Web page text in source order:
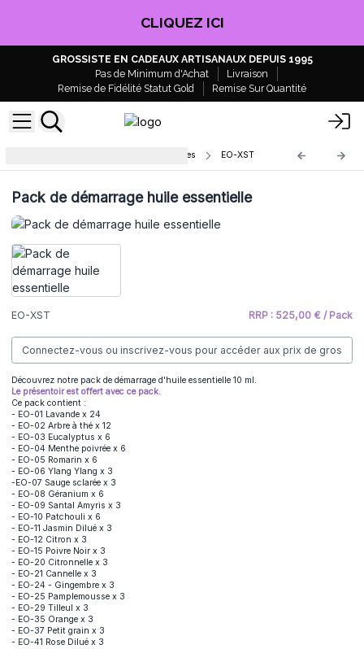
CLIQUEZ ICI
GROSSISTE EN CADEAUX ARTISANAUX DEPUIS 1995
Pas de Minimum d'Achat
Livraison
Remise de Fidélité Statut Gold
Remise Sur Quantité
Packs de Démarrage pour Boutiques EO-XST
Pack de démarrage huile essentielle
EO-XST RRP : 525,00 € / Pack
Connectez-vous ou inscrivez-vous pour accéder aux prix de gros
Découvrez notre pack de démarrage d'huile essentielle 10 ml.
Le présentoir est offert avec ce pack.
Ce pack contient :
- EO-01 Lavande x 24
- EO-02 Arbre à thé x 12
- EO-03 Eucalyptus x 6
- EO-04 Menthe poivrée x 6
- EO-05 Romarin x 6
- EO-06 Ylang Ylang x 3
-EO-07 Sauge sclarée x 3
- EO-08 Géranium x 6
- EO-09 Santal Amyris x 3
- EO-10 Patchouli x 6
- EO-11 Jasmin Dilué x 3
- EO-12 Citron x 3
- EO-15 Poivre Noir x 3
- EO-20 Citronnelle x 3
- EO-21 Cannelle x 3
- EO-24 - Gingembre x 3
- EO-25 Pamplemousse x 3
- EO-29 Tilleul x 3
- EO-35 Orange x 3
- EO-37 Petit grain x 3
- EO-41 Rose Dilué x 3